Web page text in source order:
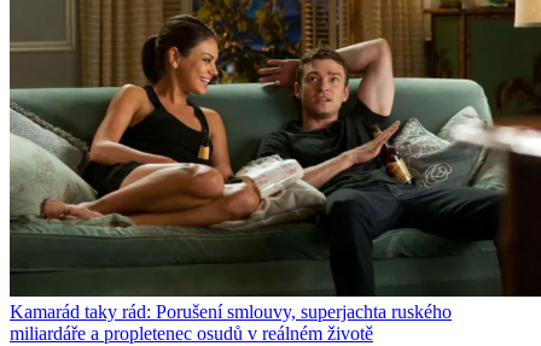
Kamarád taky rád: Porušení smlouvy, superjachta ruského
miliardáře a propletenec osudů v reálném životě